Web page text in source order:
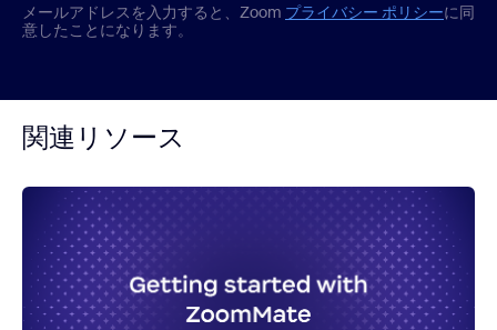
メールアドレスを入力すると、Zoom プライバシー ポリシーに同
意したことになります。
関連リソース